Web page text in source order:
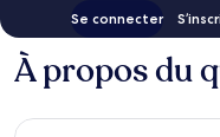
Se connecter
À propos du